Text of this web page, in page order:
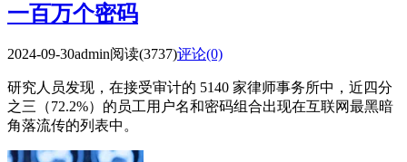
一百万个密码
2024-09-30admin阅读(3737)评论(0)
研究人员发现，在接受审计的 5140 家律师事务所中，近四分
之三（72.2%）的员工用户名和密码组合出现在互联网最黑暗
角落流传的列表中。